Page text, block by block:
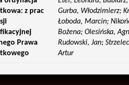
z prac
Prawa
Gurba, Włodzimierz;
Łoboda, Marcin;
Bożena; Olesińska,
Rudowski, Jan;
Artur